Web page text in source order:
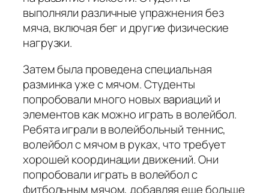
выполняли различные упражнения без
мяча, включая бег и другие физические
нагрузки.
Затем была проведена специальная
разминка уже с мячом. Студенты
попробовали много новых вариаций и
элементов как можно играть в волейбол.
Ребята играли в волейбольный теннис,
волейбол с мячом в руках, что требует
хорошей координации движений. Они
попробовали играть в волейбол с
фитбольным мячом, добавляя еще больше